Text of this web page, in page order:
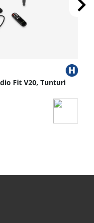
Fit V20, Tunturi
pris: